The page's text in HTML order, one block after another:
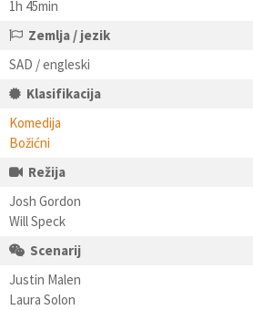
1h 45min
Zemlja / jezik
SAD / engleski
Klasifikacija
Komedija
Božićni
Režija
Josh Gordon
Will Speck
Scenarij
Justin Malen
Laura Solon